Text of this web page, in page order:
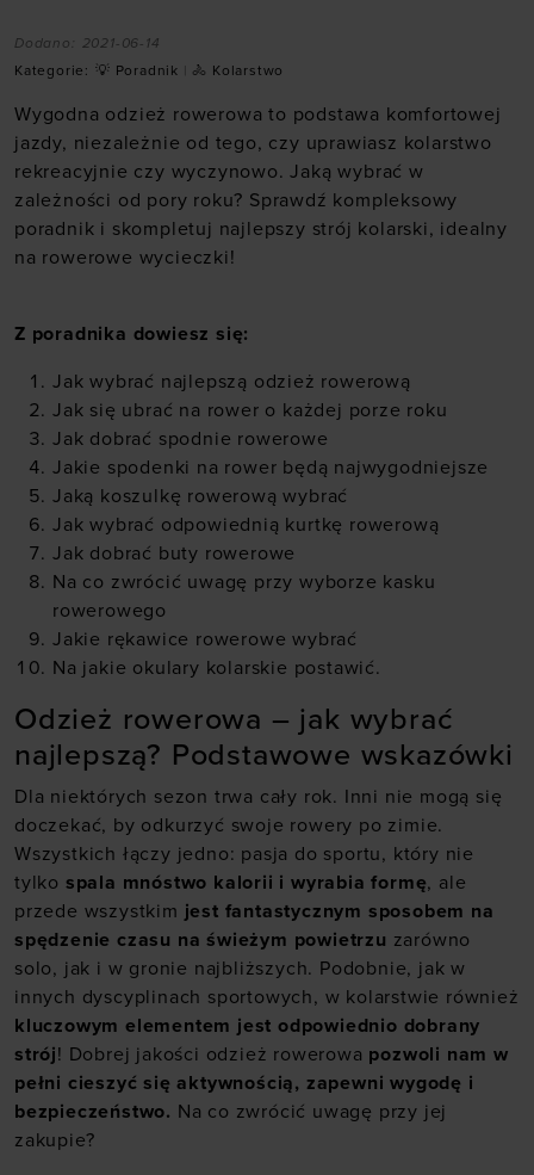
Dodano: 2021-06-14
Kategorie: 💡 Poradnik 🚴 Kolarstwo
Wygodna odzież rowerowa to podstawa komfortowej
jazdy, niezależnie od tego, czy uprawiasz kolarstwo
rekreacyjnie czy wyczynowo. Jaką wybrać w
zależności od pory roku? Sprawdź kompleksowy
poradnik i skompletuj najlepszy strój kolarski, idealny
na rowerowe wycieczki!
Z poradnika dowiesz się:
Jak wybrać najlepszą odzież rowerową
Jak się ubrać na rower o każdej porze roku
Jak dobrać spodnie rowerowe
Jakie spodenki na rower będą najwygodniejsze
Jaką koszulkę rowerową wybrać
Jak wybrać odpowiednią kurtkę rowerową
Jak dobrać buty rowerowe
Na co zwrócić uwagę przy wyborze kasku
rowerowego
Jakie rękawice rowerowe wybrać
Na jakie okulary kolarskie postawić.
Odzież rowerowa – jak wybrać
najlepszą? Podstawowe wskazówki
Dla niektórych sezon trwa cały rok. Inni nie mogą się
doczekać, by odkurzyć swoje rowery po zimie.
Wszystkich łączy jedno: pasja do sportu, który nie
tylko spala mnóstwo kalorii i wyrabia formę, ale
przede wszystkim jest fantastycznym sposobem na
spędzenie czasu na świeżym powietrzu zarówno
solo, jak i w gronie najbliższych. Podobnie, jak w
innych dyscyplinach sportowych, w kolarstwie również
kluczowym elementem jest odpowiednio dobrany
strój! Dobrej jakości odzież rowerowa pozwoli nam w
pełni cieszyć się aktywnością, zapewni wygodę i
bezpieczeństwo. Na co zwrócić uwagę przy jej
zakupie?